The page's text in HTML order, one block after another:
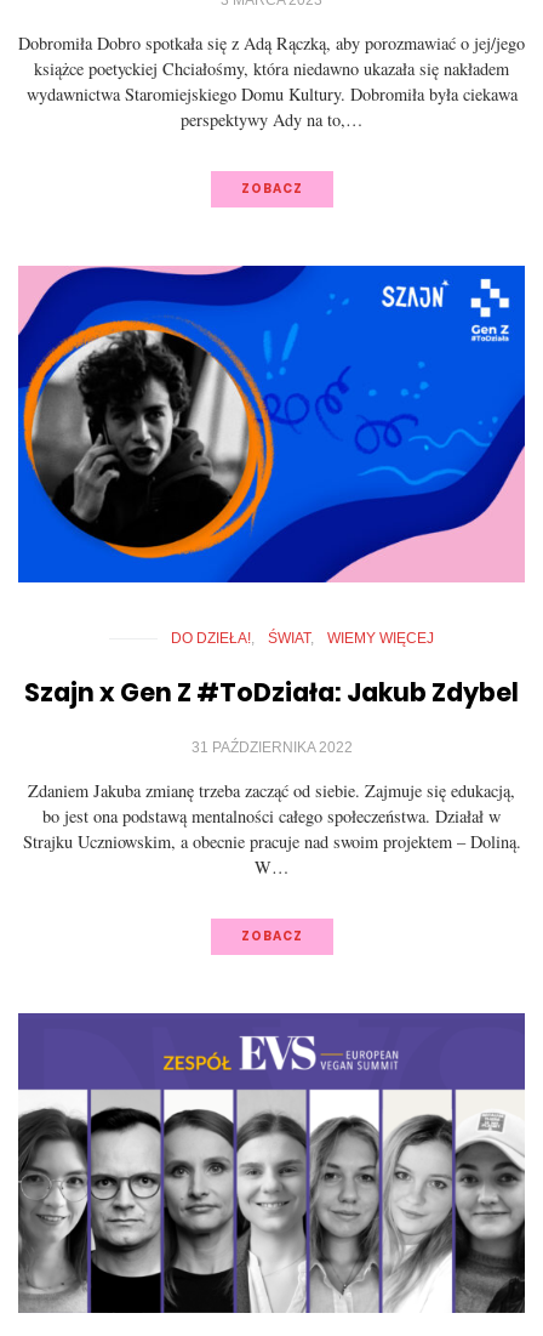
Dobromiła Dobro spotkała się z Adą Rączką, aby porozmawiać o jej/jego
książce poetyckiej Chciałośmy, która niedawno ukazała się nakładem
wydawnictwa Staromiejskiego Domu Kultury. Dobromiła była ciekawa
perspektywy Ady na to,…
ZOBACZ
DO DZIEŁA! ŚWIAT WIEMY WIĘCEJ
Szajn x Gen Z #ToDziała: Jakub Zdybel
31 PAŹDZIERNIKA 2022
Zdaniem Jakuba zmianę trzeba zacząć od siebie. Zajmuje się edukacją,
bo jest ona podstawą mentalności całego społeczeństwa. Działał w
Strajku Uczniowskim, a obecnie pracuje nad swoim projektem – Doliną.
W…
ZOBACZ